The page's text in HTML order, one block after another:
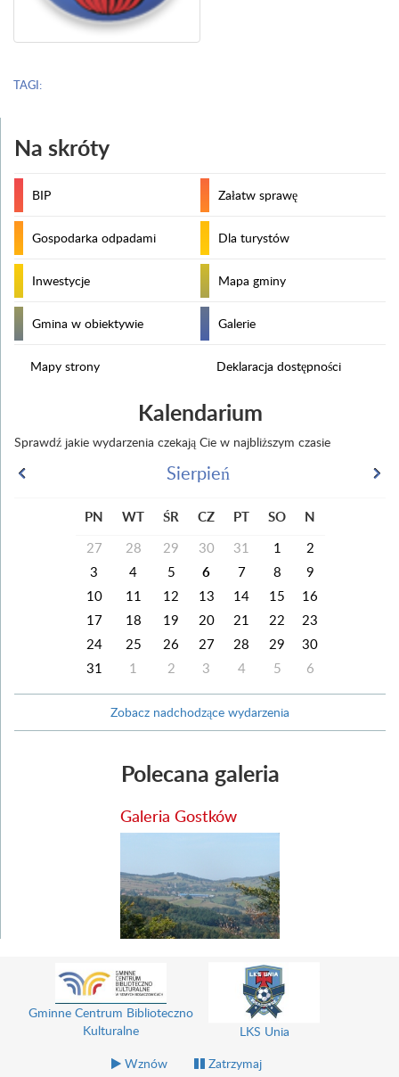
TAGI:
Na skróty
BIP Załatw sprawę
Gospodarka odpadami Dla turystów
Inwestycje Mapa gminy
Gmina w obiektywie Galerie
Mapy strony Deklaracja dostępności
Kalendarium
Sprawdź jakie wydarzenia czekają Cie w najbliższym czasie
Sierpień
PN WT ŚR CZ PT SO N
27 28 29 30 31 1
2
3
4 5 6 7 8
9
10
11 12 13 14 15
16
17
18 19 20 21 22
23
24
25 26 27 28 29
30
31
1 2 3 4 5 6
Zobacz nadchodzące wydarzenia
Polecana galeria
Galeria Gostków
Gminne Centrum Biblioteczno
Kulturalne
LKS Unia
Wznów
Zatrzymaj